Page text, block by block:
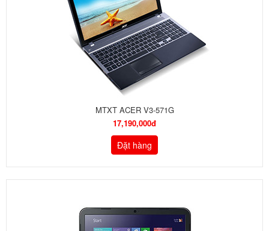
MTXT ACER V3-571G
17,190,000đ
Đặt hàng